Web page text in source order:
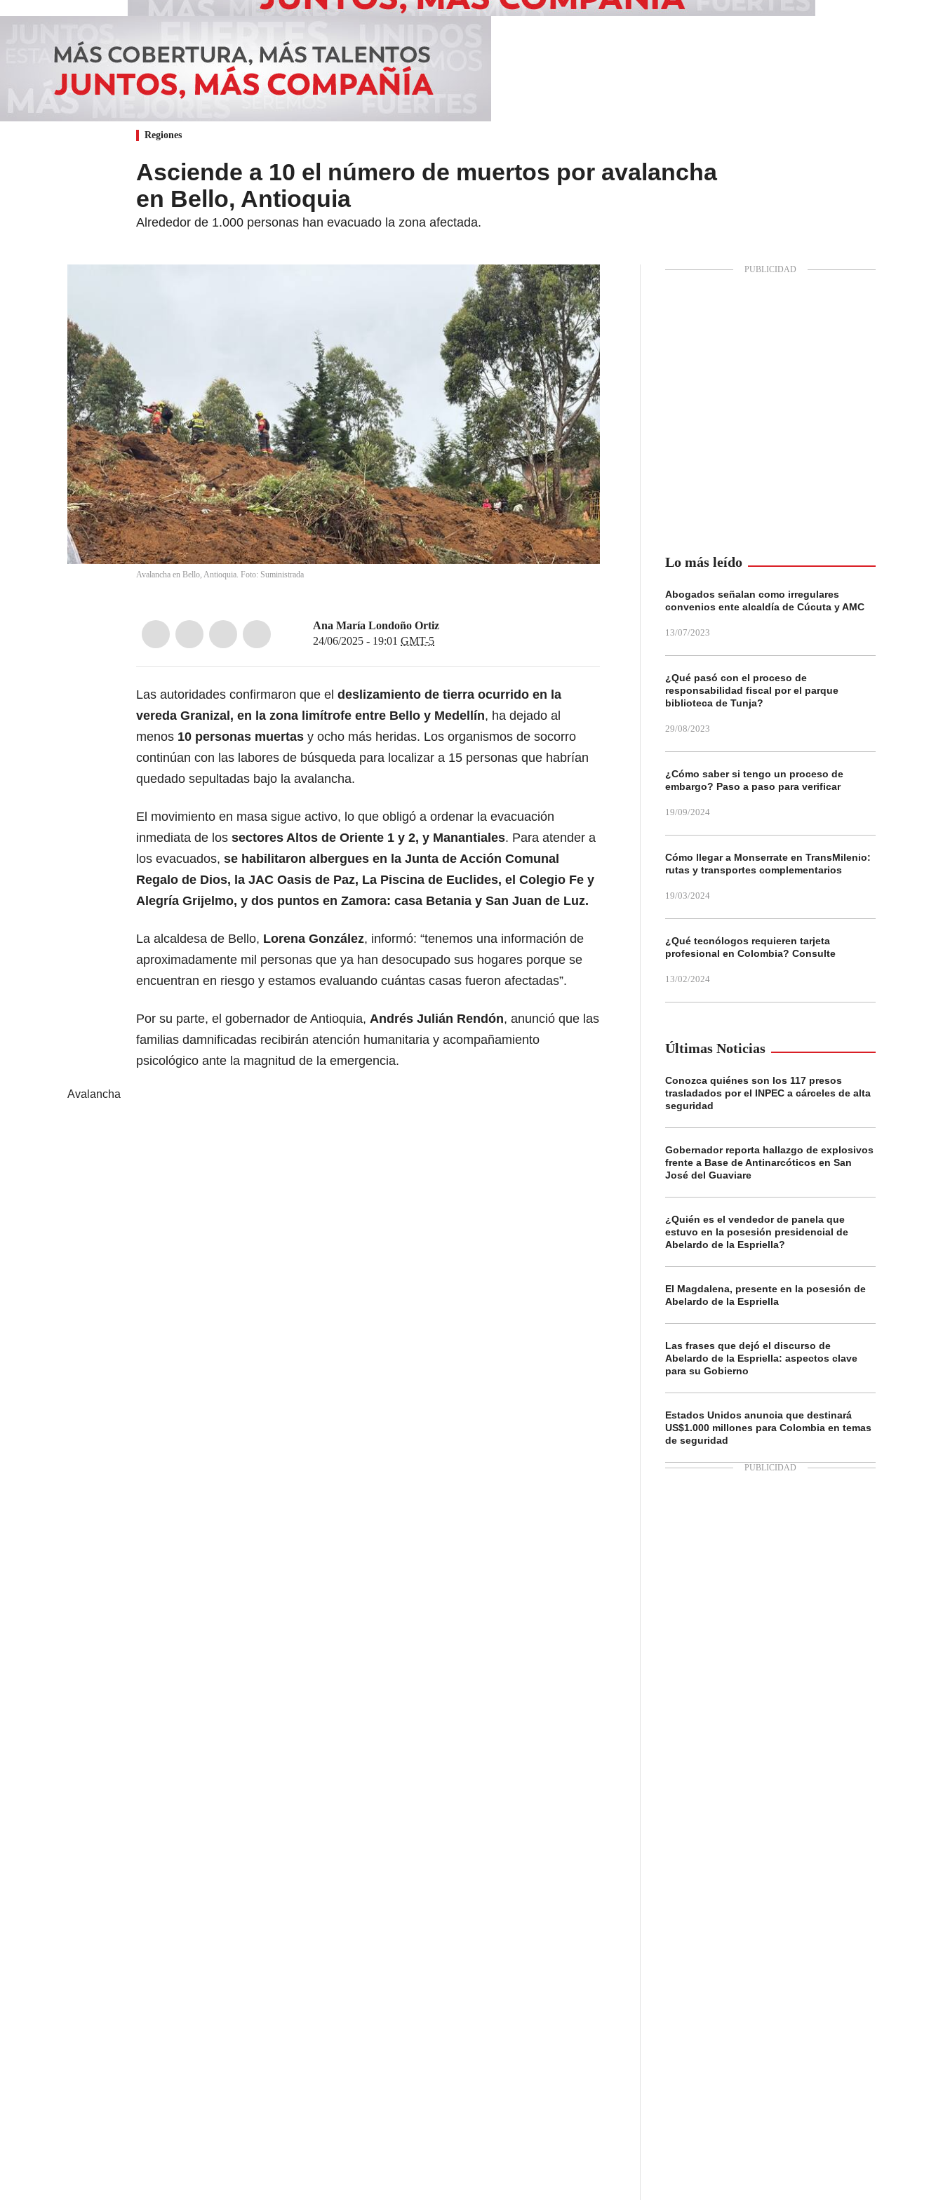
Regiones
Asciende a 10 el número de muertos por avalancha
en Bello, Antioquia
Alrededor de 1.000 personas han evacuado la zona afectada.
Avalancha en Bello, Antioquia. Foto: Suministrada
Ana María Londoño Ortiz
24/06/2025 - 19:01 GMT-5
Las autoridades confirmaron que el deslizamiento de tierra ocurrido en la
vereda Granizal, en la zona limítrofe entre Bello y Medellín, ha dejado al
menos 10 personas muertas y ocho más heridas. Los organismos de socorro
continúan con las labores de búsqueda para localizar a 15 personas que habrían
quedado sepultadas bajo la avalancha.
El movimiento en masa sigue activo, lo que obligó a ordenar la evacuación
inmediata de los sectores Altos de Oriente 1 y 2, y Manantiales. Para atender a
los evacuados, se habilitaron albergues en la Junta de Acción Comunal
Regalo de Dios, la JAC Oasis de Paz, La Piscina de Euclides, el Colegio Fe y
Alegría Grijelmo, y dos puntos en Zamora: casa Betania y San Juan de Luz.
La alcaldesa de Bello, Lorena González, informó: “tenemos una información de
aproximadamente mil personas que ya han desocupado sus hogares porque se
encuentran en riesgo y estamos evaluando cuántas casas fueron afectadas”.
Por su parte, el gobernador de Antioquia, Andrés Julián Rendón, anunció que las
familias damnificadas recibirán atención humanitaria y acompañamiento
psicológico ante la magnitud de la emergencia.
Avalancha
Lo más leído
Abogados señalan como irregulares
convenios ente alcaldía de Cúcuta y AMC
13/07/2023
¿Qué pasó con el proceso de
responsabilidad fiscal por el parque
biblioteca de Tunja?
29/08/2023
¿Cómo saber si tengo un proceso de
embargo? Paso a paso para verificar
19/09/2024
Cómo llegar a Monserrate en TransMilenio:
rutas y transportes complementarios
19/03/2024
¿Qué tecnólogos requieren tarjeta
profesional en Colombia? Consulte
13/02/2024
Últimas Noticias
Conozca quiénes son los 117 presos
trasladados por el INPEC a cárceles de alta
seguridad
Gobernador reporta hallazgo de explosivos
frente a Base de Antinarcóticos en San
José del Guaviare
¿Quién es el vendedor de panela que
estuvo en la posesión presidencial de
Abelardo de la Espriella?
El Magdalena, presente en la posesión de
Abelardo de la Espriella
Las frases que dejó el discurso de
Abelardo de la Espriella: aspectos clave
para su Gobierno
Estados Unidos anuncia que destinará
US$1.000 millones para Colombia en temas
de seguridad